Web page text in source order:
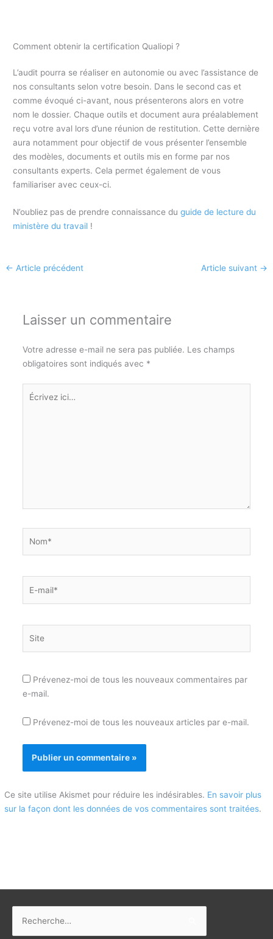
Comment obtenir la certification Qualiopi ?
L’audit pourra se réaliser en autonomie ou avec l’assistance de
nos consultants selon votre besoin. Dans le second cas et
comme évoqué ci-avant, nous présenterons alors en votre
nom le dossier. Chaque outils et document aura préalablement
reçu votre aval lors d’une réunion de restitution. Cette dernière
aura notamment pour objectif de vous présenter l’ensemble
des modèles, documents et outils mis en forme par nos
consultants experts. Cela permet également de vous
familiariser avec ceux-ci.
N’oubliez pas de prendre connaissance duguide de lecture du
ministère du travail !
← Article précédent Article suivant →
Laisser un commentaire
Votre adresse e-mail ne sera pas publiée. Les champs
obligatoires sont indiqués avec *
Écrivez
mail*
Prévenez-moi de tous les nouveaux commentaires par
e-mail.
Prévenez-moi de tous les nouveaux articles par e-mail.
Ce site utilise Akismet pour réduire les indésirables. En savoir plus
sur la façon dont les données de vos commentaires sont traitées.